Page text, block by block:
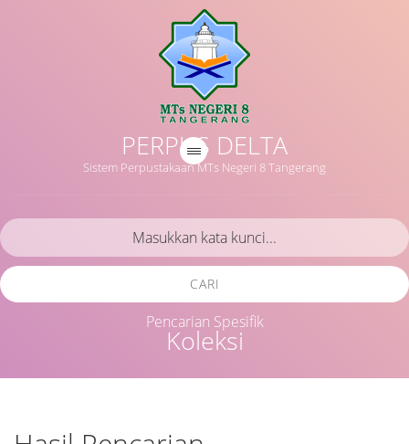
PERPUS DELTA
Sistem Perpustakaan MTs Negeri 8 Tangerang
Koleksi
CARI
Pencarian Spesifik